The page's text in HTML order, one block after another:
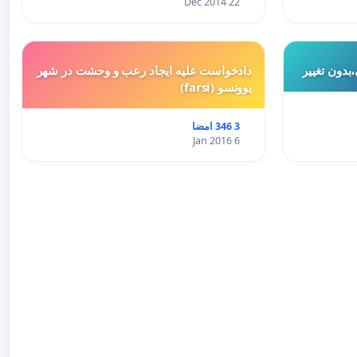
تغییر
دادخواست علیه ایجاد رعب و وحشت در شهر
یوونسو (farsi)
3 346 امضا
6 Jan 2016